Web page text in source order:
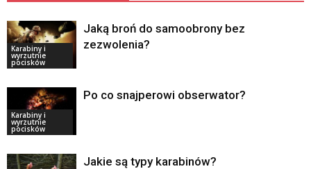
Karabiny i
wyrzutnie
pocisków
Jaką broń do samoobrony bez
zezwolenia?
Karabiny i
wyrzutnie
pocisków
Po co snajperowi obserwator?
Jakie są typy karabinów?